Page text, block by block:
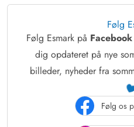
Følg
Følg Esmark på
dig opdateret på nye
billeder, nyheder fra
Følg os